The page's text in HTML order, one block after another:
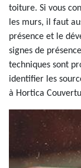
toiture. Si vous
les murs, il faut
présence et le
signes de
techniques sont
identifier les
à Hortica